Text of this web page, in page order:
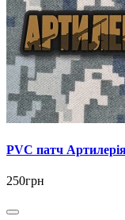
PVC патч
250грн